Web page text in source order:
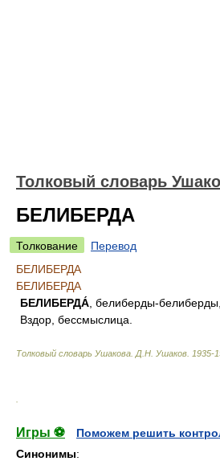
Толковый словарь
БЕЛИБЕРДА
Толкование
Перевод
БЕЛИБЕРДА
БЕЛИБЕРДА
БЕЛИБЕРДА́ , белиберды-
Вздор, бессмыслица.
Толковый словарь Ушакова Д.Н. Ушаков. 1935-
Игры ⚽
Поможем решить
Синонимы: